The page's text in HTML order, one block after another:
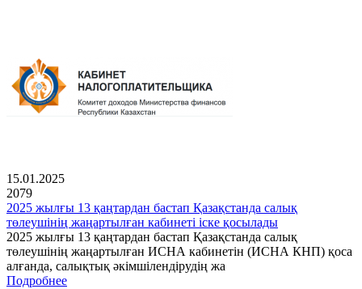
15.01.2025
2079
2025 жылғы 13 қаңтардан бастап Қазақстанда салық
төлеушінің жаңартылған кабинеті іске қосылады
2025 жылғы 13 қаңтардан бастап Қазақстанда салық
төлеушінің жаңартылған ИСНА кабинетін (ИСНА КНП) қоса
алғанда, салықтық әкімшілендірудің жа
Подробнее